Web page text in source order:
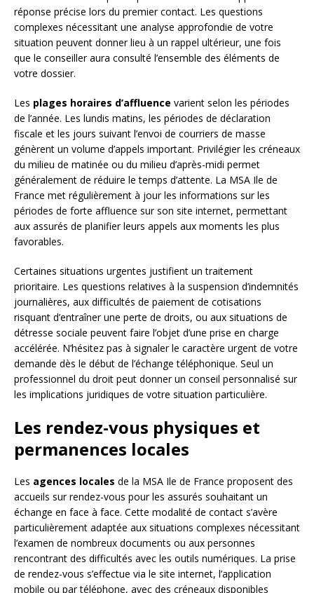
réponse précise lors du premier contact. Les questions
complexes nécessitant une analyse approfondie de votre
situation peuvent donner lieu à un rappel ultérieur, une fois
que le conseiller aura consulté l’ensemble des éléments de
votre dossier.
Les plages horaires d’affluence varient selon les périodes
de l’année. Les lundis matins, les périodes de déclaration
fiscale et les jours suivant l’envoi de courriers de masse
génèrent un volume d’appels important. Privilégier les créneaux
du milieu de matinée ou du milieu d’après-midi permet
généralement de réduire le temps d’attente. La MSA Ile de
France met régulièrement à jour les informations sur les
périodes de forte affluence sur son site internet, permettant
aux assurés de planifier leurs appels aux moments les plus
favorables.
Certaines situations urgentes justifient un traitement
prioritaire. Les questions relatives à la suspension d’indemnités
journalières, aux difficultés de paiement de cotisations
risquant d’entraîner une perte de droits, ou aux situations de
détresse sociale peuvent faire l’objet d’une prise en charge
accélérée. N’hésitez pas à signaler le caractère urgent de votre
demande dès le début de l’échange téléphonique. Seul un
professionnel du droit peut donner un conseil personnalisé sur
les implications juridiques de votre situation particulière.
Les rendez-vous physiques et
permanences locales
Les agences locales de la MSA Ile de France proposent des
accueils sur rendez-vous pour les assurés souhaitant un
échange en face à face. Cette modalité de contact s’avère
particulièrement adaptée aux situations complexes nécessitant
l’examen de nombreux documents ou aux personnes
rencontrant des difficultés avec les outils numériques. La prise
de rendez-vous s’effectue via le site internet, l’application
mobile ou par téléphone, avec des créneaux disponibles